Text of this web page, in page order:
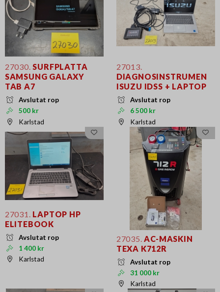
27030. SURFPLATTA
SAMSUNG GALAXY
TAB A7
Avslutat rop
500 kr
Karlstad
27013.
DIAGNOSINSTRUMEN
ISUZU IDSS + LAPTOP
Avslutat rop
6 500 kr
Karlstad
27031.
LAPTOP HP
ELITEBOOK
Avslutat rop
1 400 kr
Karlstad
27035. AC-MASKIN
TEXA K712R
Avslutat rop
31 000 kr
Karlstad